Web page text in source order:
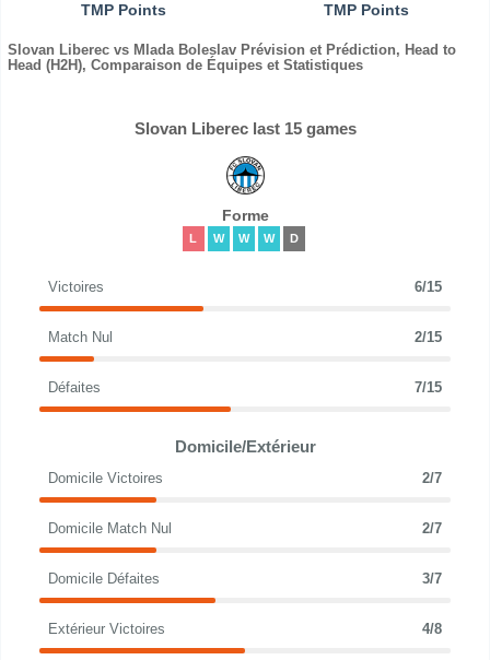
TMP Points TMP Points
Slovan Liberec vs Mlada Boleslav Prévision et Prédiction, Head to
Head (H2H), Comparaison de Équipes et Statistiques
Slovan Liberec last 15 games
Forme
L W W W D
Victoires 6/15
Match Nul 2/15
Défaites 7/15
Domicile/Extérieur
Domicile Victoires 2/7
Domicile Match Nul 2/7
Domicile Défaites 3/7
Extérieur Victoires 4/8